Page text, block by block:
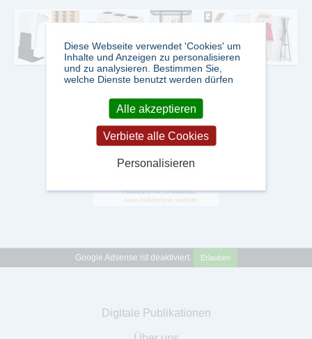
Google Adsense ist deaktiviert. Erlauben
Digitale Publikationen
Diese Webseite verwendet 'Cookies' um
Inhalte und Anzeigen zu personalisieren
und zu analysieren. Bestimmen Sie,
welche Dienste benutzt werden dürfen
Alle akzeptieren
Verbiete alle Cookies
Personalisieren